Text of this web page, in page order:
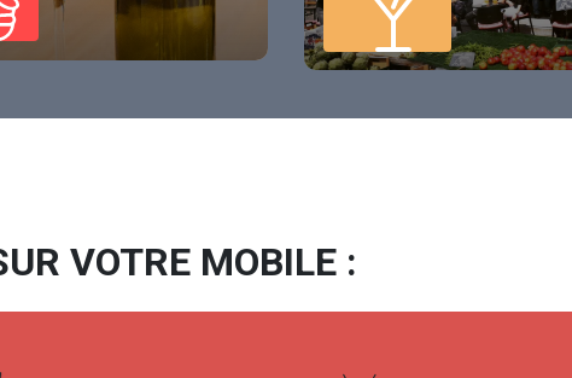
VOTRE MOBILE :